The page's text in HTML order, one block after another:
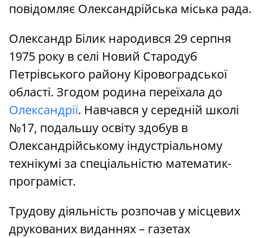
повідомляє Олександрійська міська рада.
Олександр Білик народився 29 серпня
1975 року в селі Новий Стародуб
Петрівського району Кіровоградської
області. Згодом родина переїхала до
Олександрії. Навчався у середній школі
№17, подальшу освіту здобув в
Олександрійському індустріальному
технікумі за спеціальністю математик-
програміст.
Трудову діяльність розпочав у місцевих
друкованих виданнях – газетах